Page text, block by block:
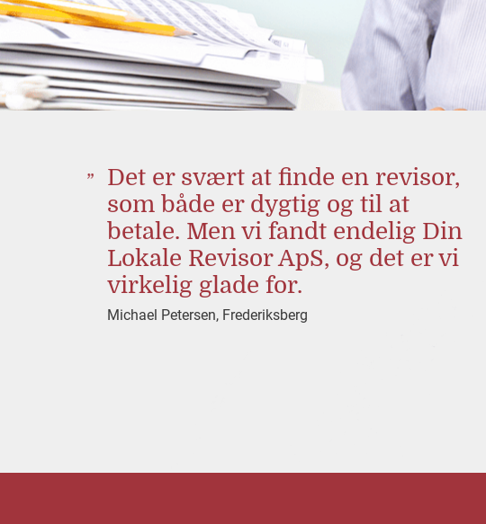
Det er svært at finde en revisor,
som både er dygtig og til at
betale. Men vi fandt endelig Din
Lokale Revisor ApS, og det er vi
virkelig glade for.
Michael Petersen, Frederiksberg